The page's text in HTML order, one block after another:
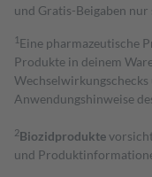
und Gratis-Beigaben
1 Eine pharmazeutische
Produkte in deinem
Anwendungshinweise
2Biozidprodukte
und